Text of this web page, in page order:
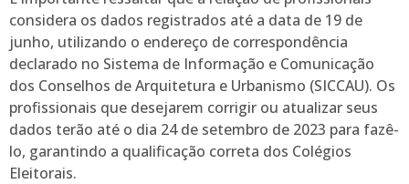
considera os dados registrados até a data de 19 de
junho, utilizando o endereço de correspondência
declarado no Sistema de Informação e Comunicação
dos Conselhos de Arquitetura e Urbanismo (SICCAU). Os
profissionais que desejarem corrigir ou atualizar seus
dados terão até o dia 24 de setembro de 2023 para fazê-
lo, garantindo a qualificação correta dos Colégios
Eleitorais.